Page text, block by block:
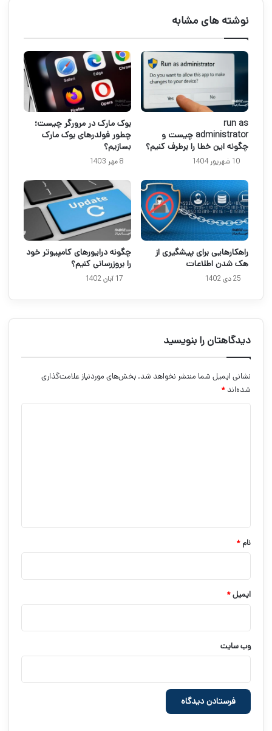
نوشته های مشابه
run as
administrator چیست و
چگونه این خطا را برطرف کنیم؟
10 شهریور 1404
بوک مارک در مرورگر چیست؛
چطور فولدرهای بوک مارک
بسازیم؟
8 مهر 1403
راهکارهایی برای پیشگیری از
هک شدن اطلاعات
25 دی 1402
چگونه درایورهای کامپیوتر خود
را بروزرسانی کنیم؟
17 آبان 1402
دیدگاهتان را بنویسید
نشانی ایمیل شما منتشر نخواهد شد. بخش‌های موردنیاز علامت‌گذاری
شده‌اند *
نام *
ایمیل*
وب‌ سایت